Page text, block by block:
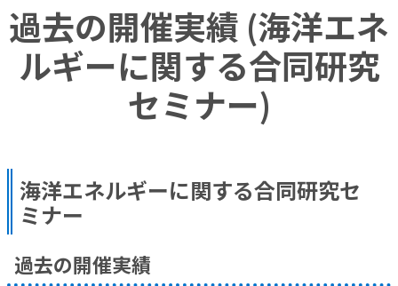
過去の開催実績 (海洋エネ
ルギーに関する合同研究
セミナー)
海洋エネルギーに関する合同研究セ
ミナー
過去の開催実績